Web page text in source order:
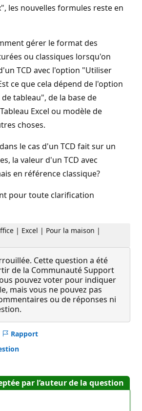
les nouvelles formules reste en
gérer le format des
ou classiques lorsqu'on
TCD avec l'option "Utiliser
ce que cela dépend de l'option
tableau", de la base de
Excel ou modèle de
choses.
le cas d'un TCD fait sur un
la valeur d'un TCD avec
en référence classique?
pour toute clarification
| Excel | Pour la maison |
Cette question a été
de la Communauté Support
pouvez voter pour indiquer
mais vous ne pouvez pas
ou de réponses ni
Rapport
par l’auteur de la question